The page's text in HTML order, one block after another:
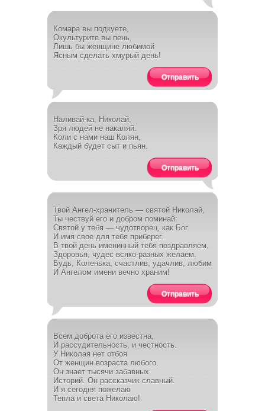
Комара вы подкуете,
Окультурите вы пень,
Лишь бы женщине любимой
Ясным сделать хмурый день!
Отправить
Наливай-ка, Николай,
Зря людей не накаляй.
Коли с нами наш Колян,
Каждый будет сыт и пьян.
Отправить
Твой Ангел-хранитель — святой Николай,
Ты чествуй его и добром поминай:
Святой у тебя — чудотворец, как Бог.
И имя свое для тебя приберег.
В твой день именинный тебя поздравляем,
Здоровья, чудес всяко-разных желаем.
Будь, Коленька, счастлив, удачлив, любим
И Ангелом имени вечно храним!
Отправить
Всем доброта его известна,
И рассудительность, и честность.
У Николая нет отбоя
От женщин возраста любого.
Он знает тысячи забавных
Историй. Он рассказчик славный.
И я сегодня пожелаю
Тепла и света Николаю!